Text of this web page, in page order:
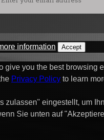
information Accept
you the best
Privacy Policy to learn
eingestellt, um
Sie unten auf